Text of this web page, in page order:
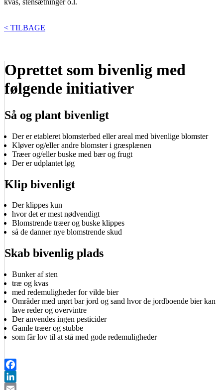
< TILBAGE
Oprettet som bivenlig med
følgende initiativer
Så og plant bivenligt
Der er etableret blomsterbed eller areal med bivenlige blomster
Kløver og/eller andre blomster i græsplænen
Træer og/eller buske med bær og frugt
Der er udplantet løg
Klip bivenligt
Der klippes kun
hvor det er mest nødvendigt
Blomstrende træer og buske klippes
så de danner nye blomstrende skud
Skab bivenlig plads
Bunker af sten
træ og kvas
med redemuligheder for vilde bier
Områder med urørt bar jord og sand hvor de jordboende bier kan
lave reder og overvintre
Der anvendes ingen pesticider
Gamle træer og stubbe
som får lov til at stå med gode redemuligheder
Facebook